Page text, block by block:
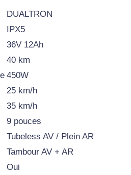
DUALTRON
IPX5
36V 12Ah
40 km
450W
25 km/h
35 km/h
9 pouces
Tubeless AV / Plein AR
Tambour AV + AR
Oui